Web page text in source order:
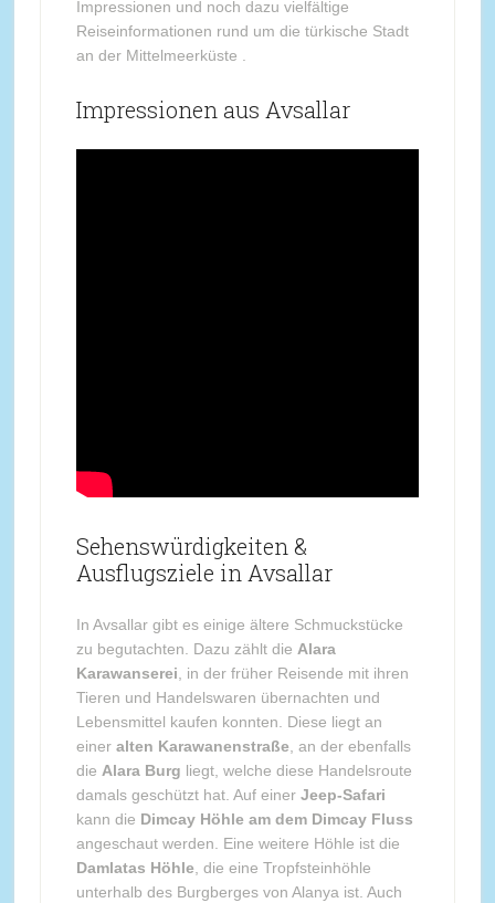
Impressionen und noch dazu vielfältige
Reiseinformationen rund um die türkische Stadt
an der Mittelmeerküste .
Impressionen aus Avsallar
Sehenswürdigkeiten &
Ausflugsziele in Avsallar
In Avsallar gibt es einige ältere Schmuckstücke
zu begutachten. Dazu zählt die Alara
Karawanserei, in der früher Reisende mit ihren
Tieren und Handelswaren übernachten und
Lebensmittel kaufen konnten. Diese liegt an
einer alten Karawanenstraße, an der ebenfalls
die Alara Burg liegt, welche diese Handelsroute
damals geschützt hat. Auf einer Jeep-Safari
kann die Dimcay Höhle am dem Dimcay Fluss
angeschaut werden. Eine weitere Höhle ist die
Damlatas Höhle, die eine Tropfsteinhöhle
unterhalb des Burgberges von Alanya ist. Auch